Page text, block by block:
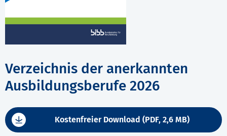
Verzeichnis der anerkannten
Ausbildungsberufe 2026
Kostenfreier Download (PDF, 2,6 MB)